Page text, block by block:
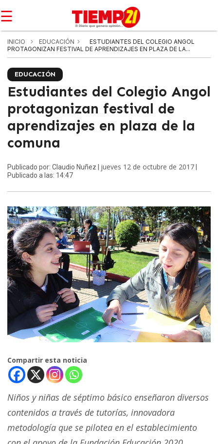
☰
INICIO EDUCACIÓN
ESTUDIANTES DEL COLEGIO ANGOL
PROTAGONIZAN FESTIVAL DE APRENDIZAJES EN PLAZA DE LA...
EDUCACIÓN
Estudiantes del Colegio Angol
protagonizan festival de
aprendizajes en plaza de la
comuna
Publicado por: Claudio Nuñez | jueves 12 de octubre de 2017
Publicado a las: 14:47
Compartir esta noticia
Niños y niñas de séptimo básico enseñaron diversos
contenidos a través de tutorías, innovadora
metodología que se pilotea en el establecimiento